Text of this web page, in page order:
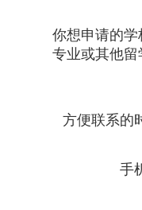
你想申请的学
专业或其他留
方便联系的
手